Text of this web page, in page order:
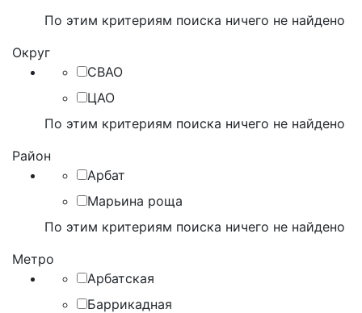
По этим критериям поиска ничего не найдено
Округ
СВАО
ЦАО
По этим критериям поиска ничего не найдено
Район
Арбат
Марьина роща
По этим критериям поиска ничего не найдено
Метро
Арбатская
Баррикадная